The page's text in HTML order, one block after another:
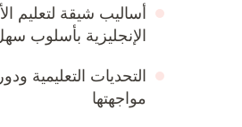
أساليب شيقة لتعليم
الإنجليزية بأسلوب
التحديات التعليمية
مواجهتها